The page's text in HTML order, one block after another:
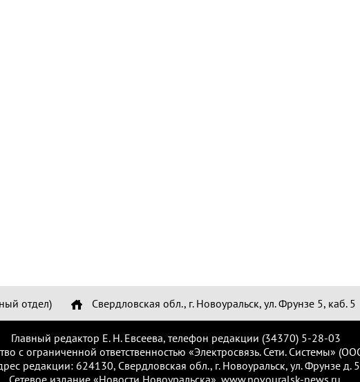
отдел) Свердловская обл., г. Новоуральск, ул. Фрунзе 5, каб. 5
Главный редактор Е. Н. Евсеева, телефон редакции (34370) 5-28-03
с ограниченной ответственностью «Электросвязь. Сети. Системы»
редакции: 624130, Свердловская обл., г. Новоуральск, ул. Фрунзе д. 5